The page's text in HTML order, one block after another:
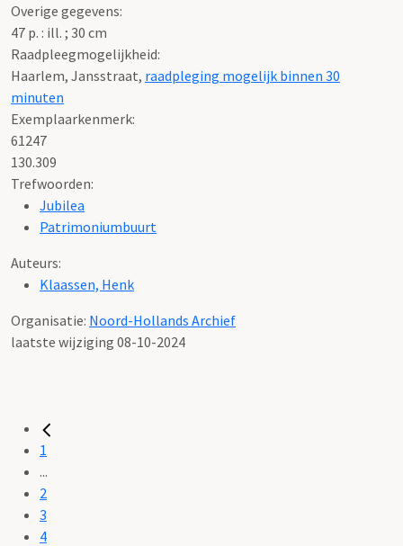
Overige gegevens:
47 p. : ill. ; 30 cm
Raadpleegmogelijkheid:
Haarlem, Jansstraat, raadpleging mogelijk binnen 30
minuten
Exemplaarkenmerk:
61247
130.309
Trefwoorden:
Jubilea
Patrimoniumbuurt
Auteurs:
Klaassen, Henk
Organisatie: Noord-Hollands Archief
laatste wijziging 08-10-2024
1
...
2
3
4